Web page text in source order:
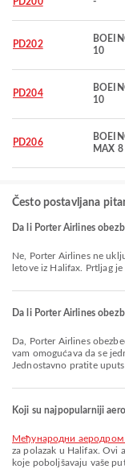
PD202
10
PD204
10
PD206
MAX 8
Često postavljana
Da li Porter Airlines
Ne, Porter Airlines ne uključuje besplatan prtljag za Domaći & Međunarodno
letove iz Halifax. Prtljag
Da li Porter Airlines
Da, Porter Airlines obezbeđuje online prijavu na let za letove iz Halifax, što
vam omogućava da se
Jednostavno pratite
Koji su najpopularniji
Међународни
za polazak u Halifax. Ovi
koje poboljšavaju vaše